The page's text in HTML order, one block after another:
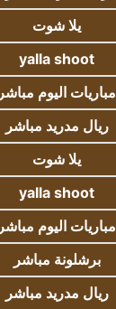
يلا شوت
yalla shoot
مباريات اليوم مباشر
ريال مدريد مباشر
يلا شوت
yalla shoot
مباريات اليوم مباشر
برشلونة مباشر
ريال مدريد مباشر